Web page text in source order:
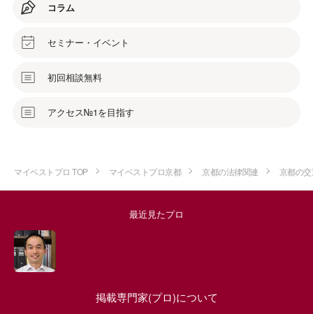
コラム
セミナー・イベント
初回相談無料
アクセス№1を目指す
マイベストプロ TOP マイベストプロ京都 京都の法律関連 京都の
最近見たプロ
掲載専門家(プロ)について